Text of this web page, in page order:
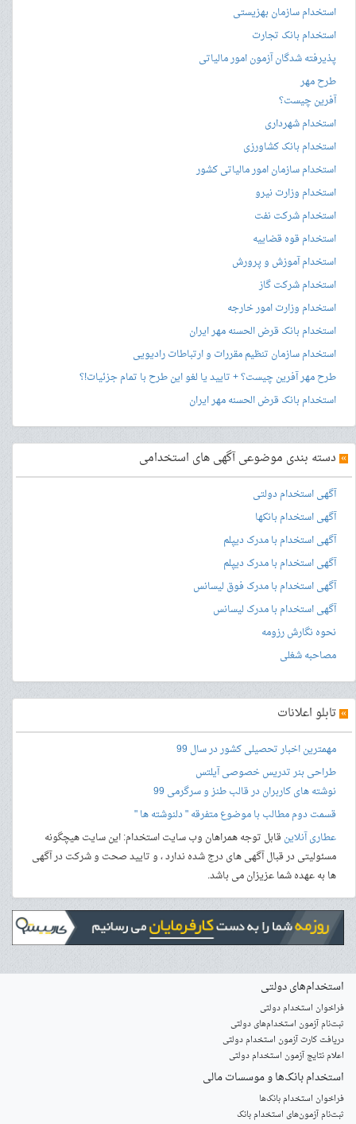
استخدام سازمان بهزیستی
استخدام بانک تجارت
پذیرفته شدگان آزمون امور مالیاتی
طرح مهر
آفرین چیست؟
استخدام شهرداری
استخدام بانک کشاورزی
استخدام سازمان امور مالیاتی کشور
استخدام وزارت نیرو
استخدام شرکت نفت
استخدام قوه قضاییه
استخدام آموزش و پرورش
استخدام شرکت گاز
استخدام وزارت امور خارجه
استخدام بانک قرض الحسنه مهر ایران
استخدام سازمان تنظیم مقررات و ارتباطات رادیویی
طرح مهر آفرین چیست؟ + تایید یا لغو این طرح با تمام جزئیات!؟
استخدام بانک قرض الحسنه مهر ایران
» دسته بندی موضوعی آگهی های استخدامی
آگهی استخدام دولتی
آگهی استخدام بانکها
آگهی استخدام با مدرک دیپلم
آگهی استخدام با مدرک دیپلم
آگهی استخدام با مدرک فوق لیسانس
آگهی استخدام با مدرک لیسانس
نحوه نگارش رزومه
مصاحبه شغلی
» تابلو اعلانات
مهمترین اخبار تحصیلی کشور در سال 99
طراحی بنرتدریس خصوصی آیلتس
نوشته های کاربران در قالب طنز و سرگرمی 99
قسمت دوم مطالب با موضوع متفرقه " دلنوشته ها "
عطاری آنلاینقابل توجه همراهان وب سایت استخدام: این سایت هیچگونه
مسئولیتی در قبال آگهی های درج شده ندارد ، و تایید صحت و شرکت در آگهی
ها به عهده شما عزیزان می باشد.
استخدام‌های دولتی
فراخوان استخدام دولتی
ثبت‌نام آزمون‌ استخدام‌های دولتی
دریافت کارت آزمون استخدام دولتی
اعلام نتایج آزمون استخدام دولتی
استخدام‌ بانک‌ها و موسسات مالی
فراخوان استخدام بانک‌ها
‌ثبت‌نام آزمون‌های استخدام بانک